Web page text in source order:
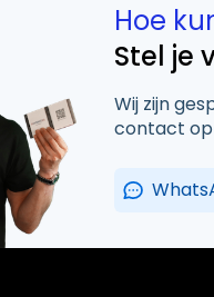
Hoe
Stel je
Wij zijn
contact op